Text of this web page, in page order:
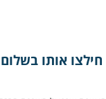
אותו בשלום